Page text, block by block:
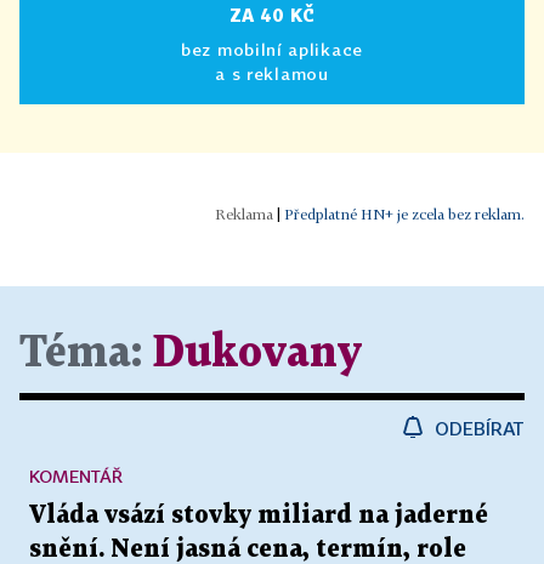
ZA 40 KČ
bez mobilní aplikace
a s reklamou
| Předplatné HN+ je zcela bez reklam.
Téma: Dukovany
ODEBÍRAT
Vláda vsází stovky miliard na jaderné
snění. Není jasná cena, termín, role
KOMENTÁŘ